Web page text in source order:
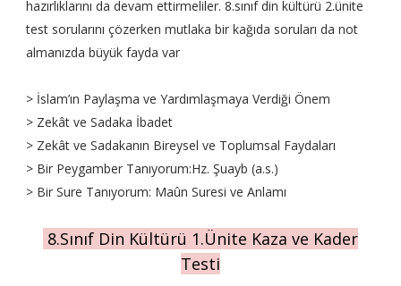
hazırlıklarını da devam ettirmeliler. 8.sınıf din kültürü 2.ünite
test sorularını çözerken mutlaka bir kağıda soruları da not
almanızda büyük fayda var
> İslam’ın Paylaşma ve Yardımlaşmaya Verdiği Önem
> Zekât ve Sadaka İbadet
> Zekât ve Sadakanın Bireysel ve Toplumsal Faydaları
> Bir Peygamber Tanıyorum:Hz. Şuayb (a.s.)
> Bir Sure Tanıyorum: Maûn Suresi ve Anlamı
8.Sınıf Din Kültürü 1.Ünite Kaza ve Kader
Testi